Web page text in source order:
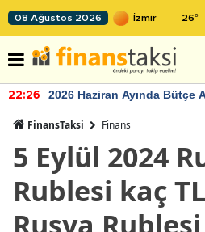
08 Ağustos 2026 26°
22:26 2026 Haziran Ayında Bütçe
FinansTaksi Finans
5 Eylül 2024
Rublesi kaç
Rusya